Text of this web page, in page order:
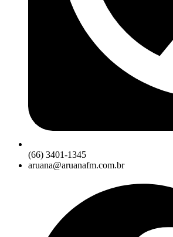
(66) 3401-1345
aruana@aruanafm.com.br